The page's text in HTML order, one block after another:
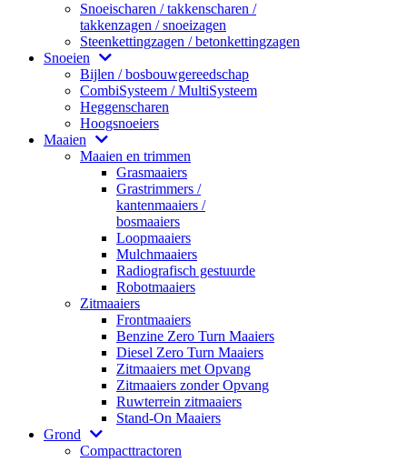
Snoeischaren / takkenscharen /
takkenzagen / snoeizagen
Steenkettingzagen / betonkettingzagen
Snoeien
Bijlen / bosbouwgereedschap
CombiSysteem / MultiSysteem
Heggenscharen
Hoogsnoeiers
Maaien
Maaien en trimmen
Grasmaaiers
Grastrimmers /
kantenmaaiers /
bosmaaiers
Loopmaaiers
Mulchmaaiers
Radiografisch gestuurde
Robotmaaiers
Zitmaaiers
Frontmaaiers
Benzine Zero Turn Maaiers
Diesel Zero Turn Maaiers
Zitmaaiers met Opvang
Zitmaaiers zonder Opvang
Ruwterrein zitmaaiers
Stand-On Maaiers
Grond
Compacttractoren